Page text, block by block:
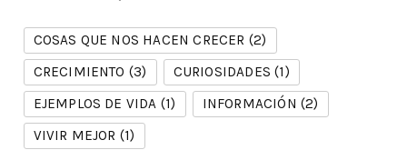
COSAS QUE NOS HACEN CRECER (2)
CRECIMIENTO (3) CURIOSIDADES (1)
EJEMPLOS DE VIDA (1) INFORMACIÓN (2)
VIVIR MEJOR (1)